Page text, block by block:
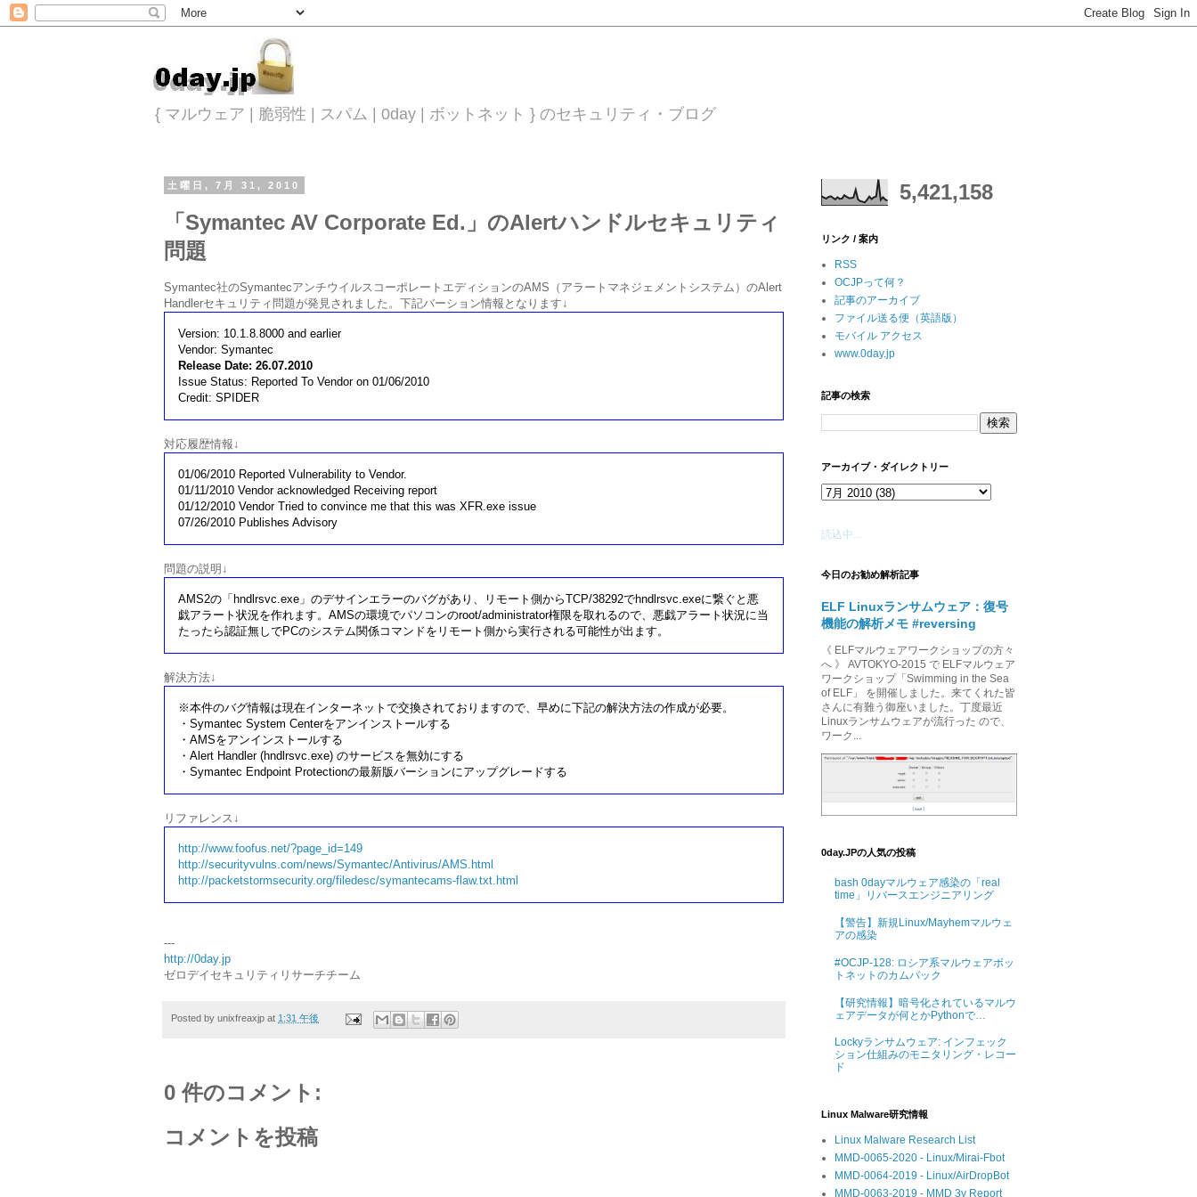
{ マルウェア | 脆弱性 | スパム | 0day | ボットネット } のセキュリティ・ブログ
土曜日, 7月 31, 2010
「Symantec AV Corporate Ed.」のAlertハンドルセキュリティ
問題
Symantec社のSymantecアンチウイルスコーポレートエディションのAMS（アラートマネジェメントシステム）のAlert
Handlerセキュリティ問題が発見されました。下記バーション情報となります↓
Version: 10.1.8.8000 and earlier
Vendor: Symantec
Release Date: 26.07.2010
Issue Status: Reported To Vendor on 01/06/2010
Credit: SPIDER
対応履歴情報↓
01/06/2010 Reported Vulnerability to Vendor.
01/11/2010 Vendor acknowledged Receiving report
01/12/2010 Vendor Tried to convince me that this was XFR.exe issue
07/26/2010 Publishes Advisory
問題の説明↓
AMS2の「hndlrsvc.exe」のデサインエラーのバグがあり、リモート側からTCP/38292でhndlrsvc.exeに繋ぐと悪
戯アラート状況を作れます。AMSの環境でパソコンのroot/administrator権限を取れるので、悪戯アラート状況に当
たったら認証無しでPCのシステム関係コマンドをリモート側から実行される可能性が出ます。
解決方法↓
※本件のバグ情報は現在インターネットで交換されておりますので、早めに下記の解決方法の作成が必要。
・Symantec System Centerをアンインストールする
・AMSをアンインストールする
・Alert Handler (hndlrsvc.exe) のサービスを無効にする
・Symantec Endpoint Protectionの最新版バーションにアップグレードする
リファレンス↓
http://www.foofus.net/?page_id=149
http://securityvulns.com/news/Symantec/Antivirus/AMS.html
http://packetstormsecurity.org/filedesc/symantecams-flaw.txt.html
---
http://0day.jp
ゼロデイセキュリティリサーチチーム
Posted by unixfreaxjp at 1:31 午後
0 件のコメント:
コメントを投稿
5,421,158
リンク / 案内
RSS
OCJPって何？
記事のアーカイブ
ファイル送る便（英語版）
モバイル アクセス
www.0day.jp
記事の検索
アーカイブ・ダイレクトリー
読込中...
今日のお勧め解析記事
ELF Linuxランサムウェア：復号
機能の解析メモ #reversing
《 ELFマルウェアワークショップの方々
へ 》 AVTOKYO-2015 で ELFマルウェア
ワークショップ「Swimming in the Sea
of ELF」 を開催しました。来てくれた皆
さんに有難う御座いました。丁度最近
Linuxランサムウェアが流行った ので、
ワーク...
0day.JPの人気の投稿
bash 0dayマルウェア感染の「real
time」リバースエンジニアリング
【警告】新規Linux/Mayhemマルウェ
アの感染
#OCJP-128: ロシア系マルウェアボッ
トネットのカムバック
【研究情報】暗号化されているマルウ
ェアデータが何とかPythonで…
Lockyランサムウェア: インフェック
ション仕組みのモニタリング・レコー
ド
Linux Malware研究情報
Linux Malware Research List
MMD-0065-2020 - Linux/Mirai-Fbot
MMD-0064-2019 - Linux/AirDropBot
MMD-0063-2019 - MMD 3y Report